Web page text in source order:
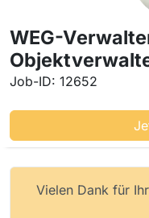
WEG-
Job-ID: 12652
Vielen Dank für